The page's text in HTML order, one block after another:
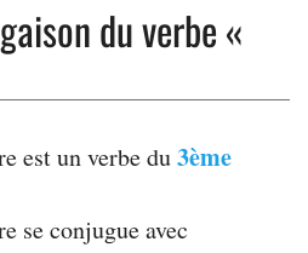
du verbe «
est un verbe du3ème
se conjugue avec